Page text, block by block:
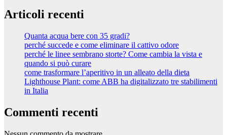
Articoli recenti
Quanta acqua bere con 35 gradi?
perché succede e come eliminare il cattivo odore
perché le linee sembrano storte? Come cambia la vista e
quando si può curare
come trasformare l’aperitivo in un alleato della dieta
Lighthouse Plant: come ABB ha digitalizzato tre stabilimenti
in Italia
Commenti recenti